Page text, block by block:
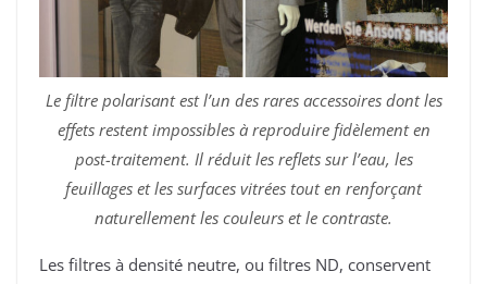
Le filtre polarisant est l’un des rares accessoires dont les
effets restent impossibles à reproduire fidèlement en
post-traitement. Il réduit les reflets sur l’eau, les
feuillages et les surfaces vitrées tout en renforçant
naturellement les couleurs et le contraste.
Les filtres à densité neutre, ou filtres ND, conservent